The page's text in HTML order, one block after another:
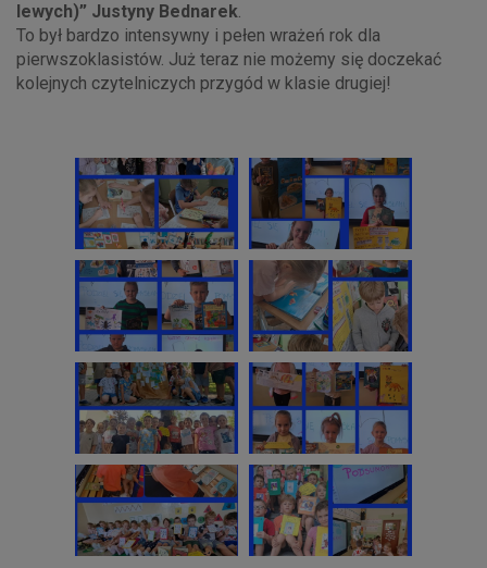
lewych)” Justyny Bednarek.
To był bardzo intensywny i pełen wrażeń rok dla
pierwszoklasistów. Już teraz nie możemy się doczekać
kolejnych czytelniczych przygód w klasie drugiej!